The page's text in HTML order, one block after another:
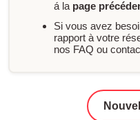
á la page
Si vous avez
rapport à votre
nos FAQ ou